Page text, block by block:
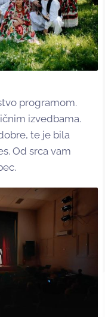
programom.
izvedbama.
te je bila
Od srca vam